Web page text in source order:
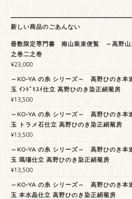
新しい商品のごあんない
冊数限定専門書 南山装束便覧 ～高野
之巻二之巻
¥23,000
～KO-YA の糸 シリーズ～ 高野ひのき本
玉 ｲﾝﾄﾞﾋｽｲ仕立 高野ひのき染正絹菊房
¥13,500
～KO-YA の糸 シリーズ～ 高野ひのき本
玉 トラメ石仕立 高野ひのき染正絹菊房
¥13,500
～KO-YA の糸 シリーズ～ 高野ひのき本
玉 瑪瑙仕立 高野ひのき染正絹菊房
¥13,500
～KO-YA の糸 シリーズ～ 高野ひのき本
玉 本水晶仕立 高野ひのき染正絹菊房